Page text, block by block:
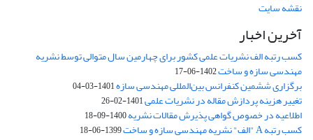
نقشه سایت
آخرین اخبار
کسب رتبه الف نشریات علمی کشور برای چهارمین سال متوالی توسط نشریه
مهندسی سازه و ساخت1402-06-17
برگزاری ششمین کنفرانس بین‌المللی مهندسی سازه1401-03-04
تغییر هزینه پردازش مقاله در نشریات علمی1401-02-26
اطلاعیه در خصوص گواهی پذیرش مقالات نشریه1400-09-18
کسب رتبه A "الف" نشریه مهندسی سازه و ساخت 1399-06-18